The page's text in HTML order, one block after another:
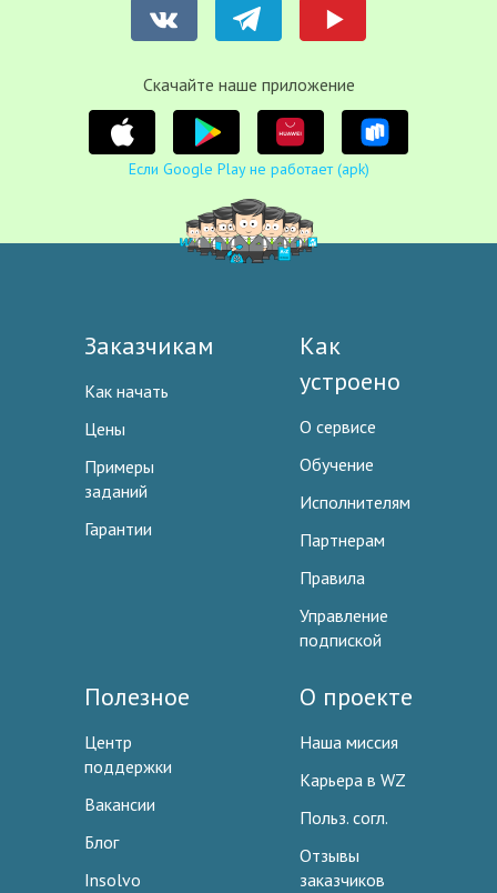
Cкачайте наше приложение
Если Google Play не работает (apk)
Заказчикам
Как начать
Цены
Примеры
заданий
Гарантии
Как
устроено
О сервисе
Обучение
Исполнителям
Партнерам
Правила
Управление
подпиской
Полезное
Центр
поддержки
Вакансии
Блог
Insolvo
О проекте
Наша миссия
Карьера в WZ
Польз. согл.
Отзывы
заказчиков